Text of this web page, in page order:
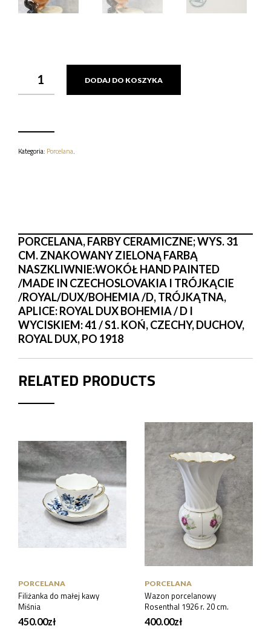
FIGURA
PORCELANOWA
DUX,
DODAJ DO KOSZYKA
Kategoria: Porcelana.
PORCELANA, FARBY CERAMICZNE; WYS. 31
CM. ZNAKOWANY ZIELONĄ FARBĄ
NASZKLIWNIE:WOKÓŁ HAND PAINTED
/MADE IN CZECHOSLOVAKIA I TRÓJKĄCIE
/ROYAL/DUX/BOHEMIA /D, TRÓJKĄTNA,
APLICE: ROYAL DUX BOHEMIA / D I
WYCISKIEM: 41 / S1. KOŃ, CZECHY, DUCHOV,
ROYAL DUX, PO 1918
RELATED PRODUCTS
PORCELANA
Filiżanka do małej kawy
Miśnia
450.00zł
PORCELANA
Wazon porcelanowy
Rosenthal 1926 r. 20 cm.
400.00zł